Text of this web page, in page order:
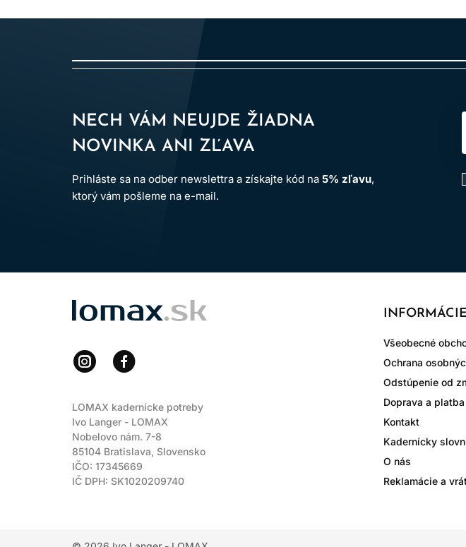
NECH VÁM NEUJDE ŽIADNA
NOVINKA ANI ZĽAVA
Prihláste sa na odber newslettra a získajte kód na 5% zľavu,
ktorý vám pošleme na e-mail.
LOMAX
LOMAX kadernícke potreby
Ivo Langer - LOMAX
Nobelovo nám. 7-8
85104 Bratislava, Slovensko
IČO: 17345669
IČ DPH: SK1020209740
INFORMÁCIE
Všeobecné
Ochrana
Odstúpenie od
Doprava a platba
Kontakt
Kadernícky
O nás
Reklamácie a